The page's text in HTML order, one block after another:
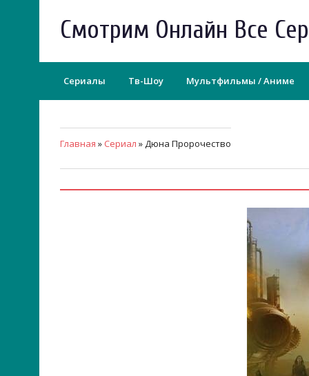
Смотрим Онлайн Все
Сериалы Тв-Шоу Мультфильмы / Аниме
Главная » Сериал » Дюна Пророчество